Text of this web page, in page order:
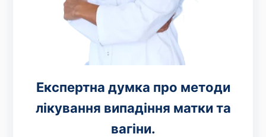
Експертна думка про методи
лікування випадіння матки та
вагіни.